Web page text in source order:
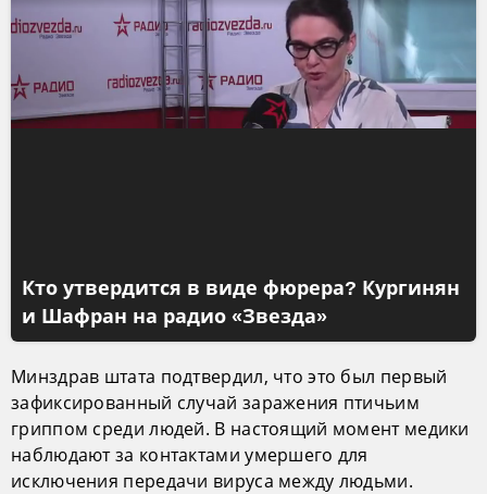
Кто утвердится в виде фюрера? Кургинян
и Шафран на радио «Звезда»
Минздрав штата подтвердил, что это был первый
зафиксированный случай заражения птичьим
гриппом среди людей. В настоящий момент медики
наблюдают за контактами умершего для
исключения передачи вируса между людьми.